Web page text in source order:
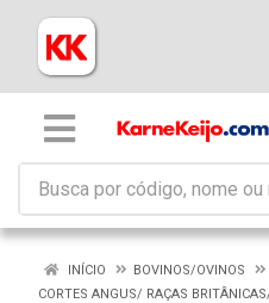
INÍCIO
BOVINOS/OVINOS
CORTES ANGUS/ RAÇAS